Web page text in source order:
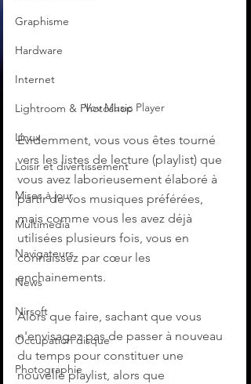
Graphisme
Hardware
Internet
Lightroom & Photoshop
Linux
Loisir et divertissement
Mises à jour
Multimedia
Navigateurs
News
Nirsoft
Occupation disque
Photographie
Vov Music Player
Évidemment, vous vous êtes tourné
vers les listes de lecture (playlist) que
vous avez laborieusement élaboré à
partir de vos musiques préférées,
mais comme vous les avez déjà
utilisées plusieurs fois, vous en
connaissez par cœur les
enchainements.
Alors que faire, sachant que vous
n'envisagez pas de passer à nouveau
du temps pour constituer une
nouvelle playlist, alors que